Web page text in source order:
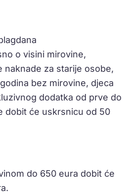
o visini mirovine,
naknade za starije osobe,
bez mirovine, djeca
dodatka od prve do
dobit će uskrsnicu od 50
do 650 eura dobit će